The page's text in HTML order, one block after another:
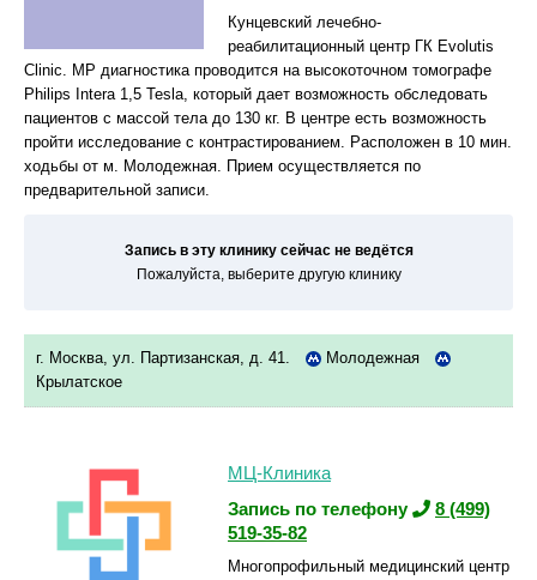
Кунцевский лечебно-
реабилитационный центр ГК Evolutis
Clinic. МР диагностика проводится на высокоточном томографе
Philips Intera 1,5 Tesla, который дает возможность обследовать
пациентов с массой тела до 130 кг. В центре есть возможность
пройти исследование с контрастированием. Расположен в 10 мин.
ходьбы от м. Молодежная. Прием осуществляется по
предварительной записи.
Запись в эту клинику сейчас не ведётся
Пожалуйста, выберите другую клинику
г. Москва, ул. Партизанская, д. 41.
Молодежная
Крылатское
МЦ-Клиника
Запись по телефону
8 (499)
519-35-82
Многопрофильный медицинский центр